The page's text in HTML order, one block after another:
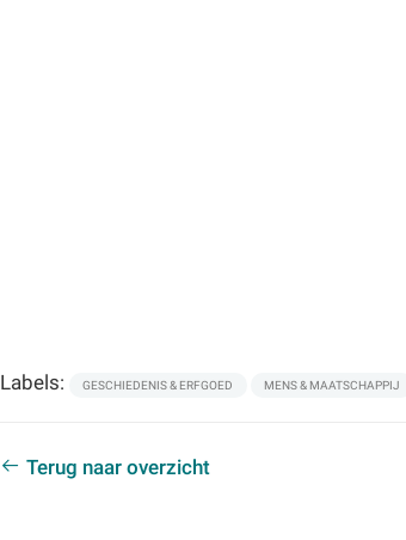
Labels: GESCHIEDENIS & ERFGOED MENS & MAATSCHAPPIJ
Terug naar overzicht